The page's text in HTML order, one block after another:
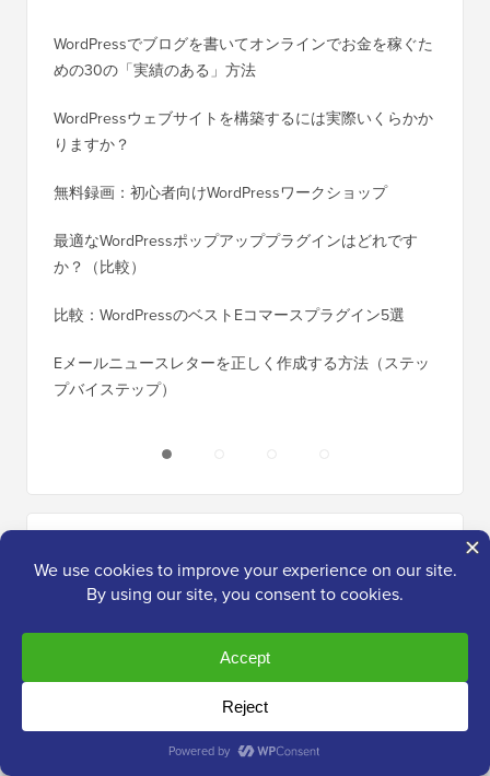
WordPressでブログを書いてオンラインでお金を稼ぐた
めの30の「実績のある」方法
WordPressウェブサイトを構築するには実際いくらかか
りますか？
無料録画：初心者向けWordPressワークショップ
最適なWordPressポップアッププラグインはどれです
か？（比較）
比較：WordPressのベストEコマースプラグイン5選
Eメールニュースレターを正しく作成する方法（ステッ
プバイステップ）
DesignEvoプレミアムロゴ作成サービスが
25%オフになります。
VisualModo クーポン